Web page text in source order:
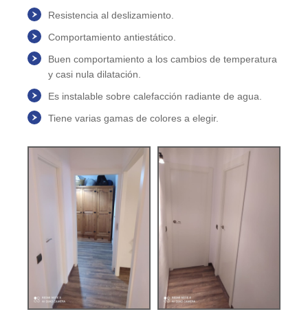
Resistencia al deslizamiento.
Comportamiento antiestático.
Buen comportamiento a los cambios de temperatura
y casi nula dilatación.
Es instalable sobre calefacción radiante de agua.
Tiene varias gamas de colores a elegir.